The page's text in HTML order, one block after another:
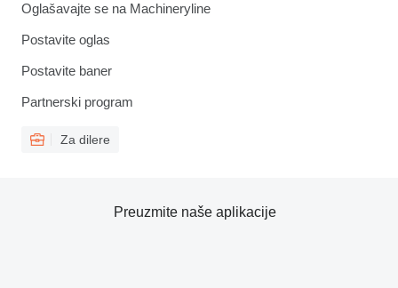
Oglašavajte se na Machineryline
Postavite oglas
Postavite baner
Partnerski program
Za dilere
Preuzmite naše aplikacije